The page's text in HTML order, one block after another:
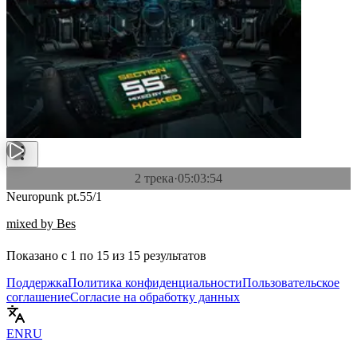
2 трека·05:03:54
Neuropunk pt.55/1
mixed by Bes
Показано с 1 по 15 из 15 результатов
ПоддержкаПолитика конфиденциальностиПользовательское
соглашениеСогласие на обработку данных
ENRU